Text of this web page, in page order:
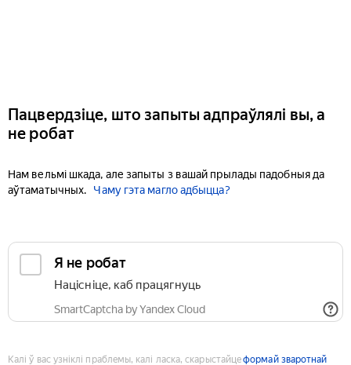
Пацвердзіце, што запыты адпраўлялі вы, а
не робат
Нам вельмі шкада, але запыты з вашай прылады падобныя да
аўтаматычных.
Чаму гэта магло адбыцца?
Я не робат
Націсніце, каб працягнуць
SmartCaptcha by Yandex Cloud
Калі ў вас узніклі праблемы, калі ласка, скарыстайцеформай зваротнай